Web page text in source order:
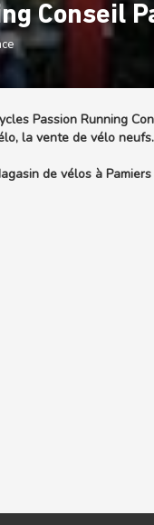
Conseil
Passion Running
la vente de vélo
de vélos à Pamiers